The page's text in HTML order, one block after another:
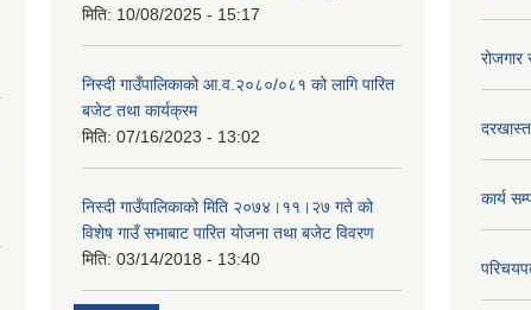
मिति: 10/08/2025 - 15:17
निस्दी गाउँपालिकाको आ.व.२०८०/०८१ को लागि पारित
बजेट तथा कार्यक्रम
मिति: 07/16/2023 - 13:02
निस्दी गाउँपालिकाको मिति २०७४।११।२७ गते को
विशेष गाउँ सभाबाट पारित योजना तथा बजेट विवरण
मिति: 03/14/2018 - 13:40
कार्य